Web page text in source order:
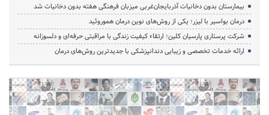
بیمارستان بدون دخانیات آذربایجان‌غربی میزبان فرهنگی هفته بدون دخانیات شد
درمان بواسیر با لیزر؛ یکی از روش‌های نوین درمان هموروئید
شرکت پرستاری پارسیان کلین؛ ارتقاء کیفیت زندگی با مراقبتی حرفه‌ای و دلسوزانه
ارائه خدمات تخصصی و زیبایی دندانپزشکی با جدیدترین روش‌های درمان